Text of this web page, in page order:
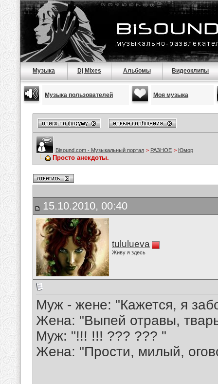
Музыка Dj Mixes Альбомы Видеоклипы
Музыка пользователей Моя музыка
Bisound.com - Музыкальный портал > РАЗНОЕ > Юмор
Просто анекдоты.
15.10.2010, 00:40
tululueva
Живу я здесь
Муж - жене: "Кажется, я
Жена: "Выпей отравы,
Муж: "!!! !!! ??? ??? "
Жена: "Прости, милый,